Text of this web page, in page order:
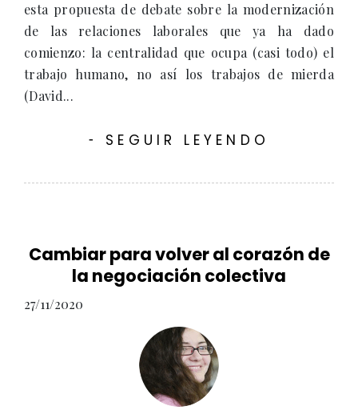
esta propuesta de debate sobre la modernización
de las relaciones laborales que ya ha dado
comienzo: la centralidad que ocupa (casi todo) el
trabajo humano, no así los trabajos de mierda
(David...
- SEGUIR LEYENDO
Cambiar para volver al corazón de
la negociación colectiva
27/11/2020